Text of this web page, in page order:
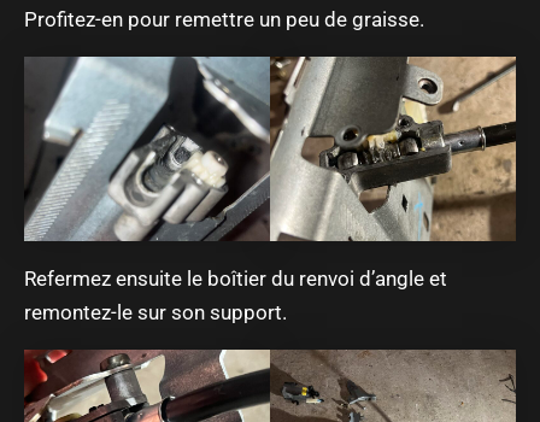
Profitez-en pour remettre un peu de graisse.
Refermez ensuite le boîtier du renvoi d’angle et
remontez-le sur son support.